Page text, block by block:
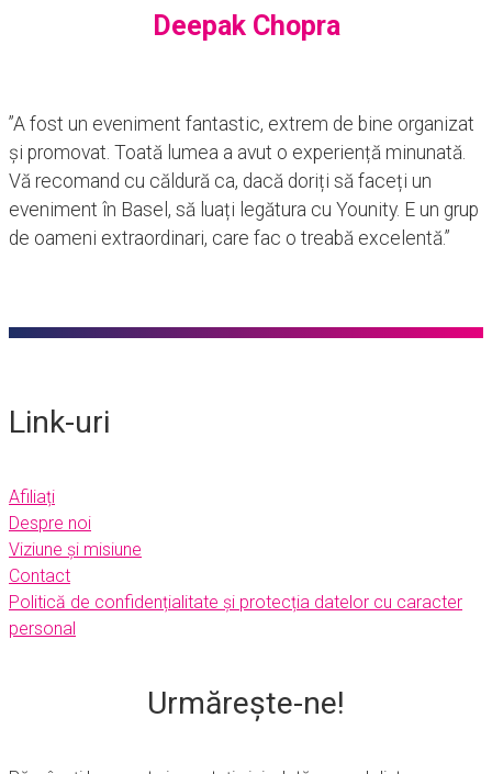
Deepak Chopra
”A fost un eveniment fantastic, extrem de bine organizat
și promovat. Toată lumea a avut o experiență minunată.
Vă recomand cu căldură ca, dacă doriți să faceți un
eveniment în Basel, să luați legătura cu Younity. E un grup
de oameni extraordinari, care fac o treabă excelentă.”
Link-uri
Afiliați
Despre noi
Viziune și misiune
Contact
Politică de confidențialitate și protecția datelor cu caracter
personal
Urmărește-ne!